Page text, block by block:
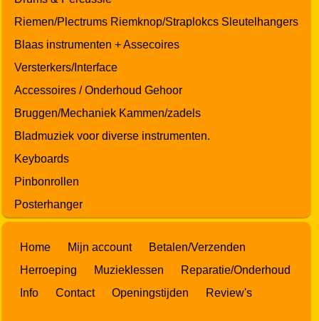
Riemen/Plectrums Riemknop/Straplokcs Sleutelhangers
Blaas instrumenten + Assecoires
Versterkers/Interface
Accessoires / Onderhoud Gehoor
Bruggen/Mechaniek Kammen/zadels
Bladmuziek voor diverse instrumenten.
Keyboards
Pinbonrollen
Posterhanger
Home Mijn account
Betalen/Verzenden
Herroeping
Muzieklessen
Reparatie/Onderhoud
Info
Contact Openingstijden Review's